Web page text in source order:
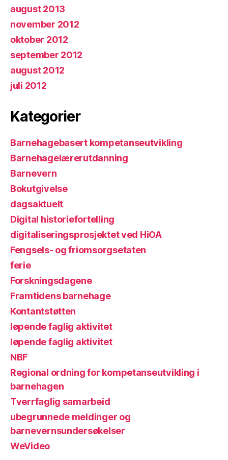
august 2013
november 2012
oktober 2012
september 2012
august 2012
juli 2012
Kategorier
Barnehagebasert kompetanseutvikling
Barnehagelærerutdanning
Barnevern
Bokutgivelse
dagsaktuelt
Digital historiefortelling
digitaliseringsprosjektet ved HiOA
Fengsels- og friomsorgsetaten
ferie
Forskningsdagene
Framtidens barnehage
Kontantstøtten
løpende faglig aktivitet
løpende faglig aktivitet
NBF
Regional ordning for kompetanseutvikling i
barnehagen
Tverrfaglig samarbeid
ubegrunnede meldinger og
barnevernsundersøkelser
WeVideo